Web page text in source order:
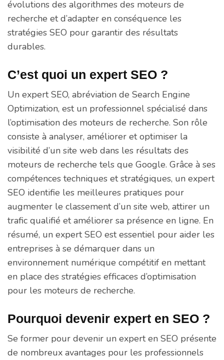
évolutions des algorithmes des moteurs de
recherche et d’adapter en conséquence les
stratégies SEO pour garantir des résultats
durables.
C’est quoi un expert SEO ?
Un expert SEO, abréviation de Search Engine
Optimization, est un professionnel spécialisé dans
l’optimisation des moteurs de recherche. Son rôle
consiste à analyser, améliorer et optimiser la
visibilité d’un site web dans les résultats des
moteurs de recherche tels que Google. Grâce à ses
compétences techniques et stratégiques, un expert
SEO identifie les meilleures pratiques pour
augmenter le classement d’un site web, attirer un
trafic qualifié et améliorer sa présence en ligne. En
résumé, un expert SEO est essentiel pour aider les
entreprises à se démarquer dans un
environnement numérique compétitif en mettant
en place des stratégies efficaces d’optimisation
pour les moteurs de recherche.
Pourquoi devenir expert en SEO ?
Se former pour devenir un expert en SEO présente
de nombreux avantages pour les professionnels